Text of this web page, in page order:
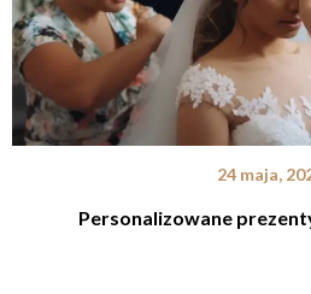
24 maja,
Personalizowane